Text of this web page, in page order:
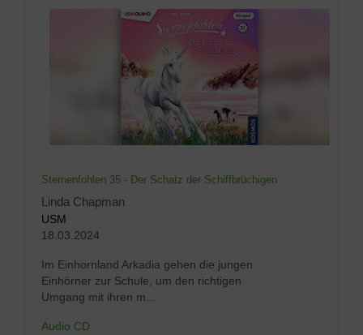
Sternenfohlen 35 - Der Schatz der Schiffbrüchigen
Linda Chapman
USM
18.03.2024
Im Einhornland Arkadia gehen die jungen
Einhörner zur Schule, um den richtigen
Umgang mit ihren m...
Audio CD